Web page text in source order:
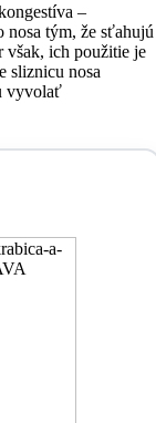
–
nosa tým, že sťahujú
však, ich použitie je
sliznicu nosa
vyvolať